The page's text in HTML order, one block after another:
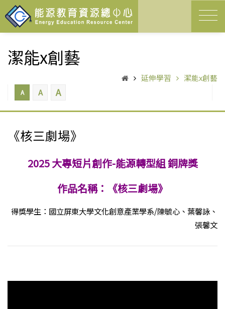
潔能x創藝
延伸學習 潔能x創藝
A A A
《核三劇場》
2025 大專短片創作-能源轉型組銅牌獎
作品名稱：《核三劇場》
得獎學生：國立屏東大學文化創意產業學系/陳毓心、葉馨詠、
張馨文